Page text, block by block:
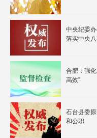
中央纪委
落实中央
合肥：强
高效”
石台县委
和公职